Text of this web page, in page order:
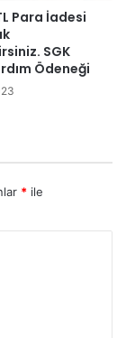
Para İadesi
SGK
Ödeneği
* ile